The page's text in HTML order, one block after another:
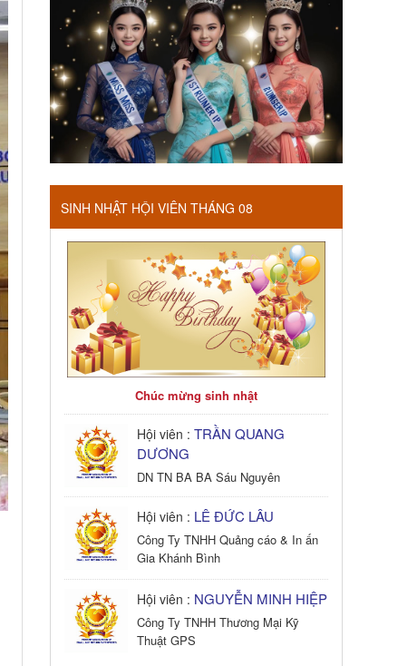
SINH NHẬT HỘI VIÊN THÁNG 08
Chúc mừng sinh nhật
Hội viên :TRẦN QUANG
DƯƠNG
DN TN BA BA Sáu Nguyên
Hội viên : LÊ ĐỨC LÂU
Công Ty TNHH Quảng cáo & In ấn
Gia Khánh Bình
Hội viên : NGUYỄN MINH HIỆP
Công Ty TNHH Thương Mại Kỹ
Thuật GPS